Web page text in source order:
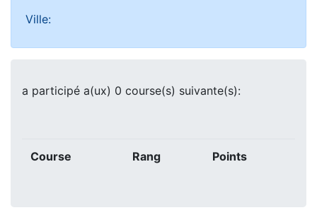
Ville:
a participé a(ux) 0 course(s) suivante(s):
Course Rang Points